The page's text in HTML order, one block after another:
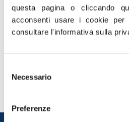
questa pagina o cliccando
acconsenti usare i cookie per
consultare l'informativa sulla
delNecessario
Preferenze
Il Cdm si riunisce per decidere
navi della Marina militare
tramite fonti locali, che
Ormai, più che una strategia